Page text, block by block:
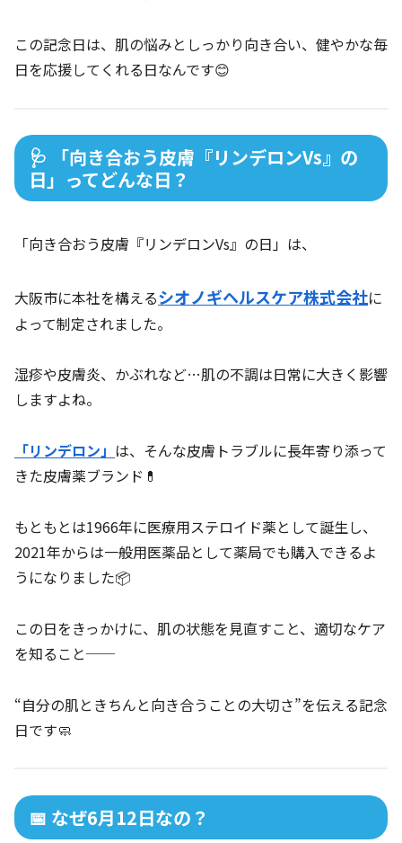
この記念日は、肌の悩みとしっかり向き合い、健やかな毎
日を応援してくれる日なんです😊
🩺 「向き合おう皮膚『リンデロンVs』の
日」ってどんな日？
「向き合おう皮膚『リンデロンVs』の日」は、
大阪市に本社を構えるシオノギヘルスケア株式会社に
よって制定されました。
湿疹や皮膚炎、かぶれなど…肌の不調は日常に大きく影響
しますよね。
「リンデロン」 は、そんな皮膚トラブルに長年寄り添って
きた皮膚薬ブランド💊
もともとは1966年に医療用ステロイド薬として誕生し、
2021年からは一般用医薬品として薬局でも購入できるよ
うになりました📦
この日をきっかけに、肌の状態を見直すこと、適切なケア
を知ること──
“自分の肌ときちんと向き合うことの大切さ”を伝える記念
日です🧼
📅 なぜ6月12日なの？